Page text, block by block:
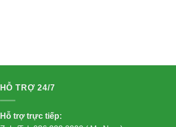
HỖ TRỢ 24/7
Hỗ trợ trực tiếp: